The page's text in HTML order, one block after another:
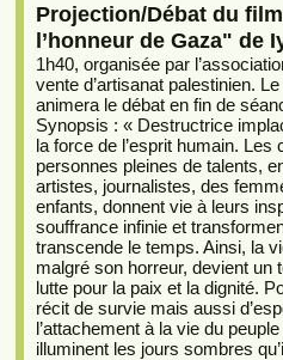
Projection/Débat du
l’honneur de Gaza" de
1h40, organisée par
vente d’artisanat palestinien.
animera le débat en fin de
Synopsis : « Destructrice
la force de l’esprit humain.
personnes pleines de talents,
artistes, journalistes, des
enfants, donnent vie à leurs
souffrance infinie et
transcende le temps. Ainsi, la
malgré son horreur, devient un
lutte pour la paix et la dignité.
récit de survie mais aussi
l’attachement à la vie du
illuminent les jours sombres